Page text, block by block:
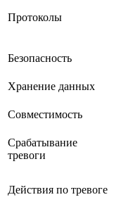
Протоколы
Безопасность
Хранение данных
Совместимость
Срабатывание
тревоги
Действия по тревоге